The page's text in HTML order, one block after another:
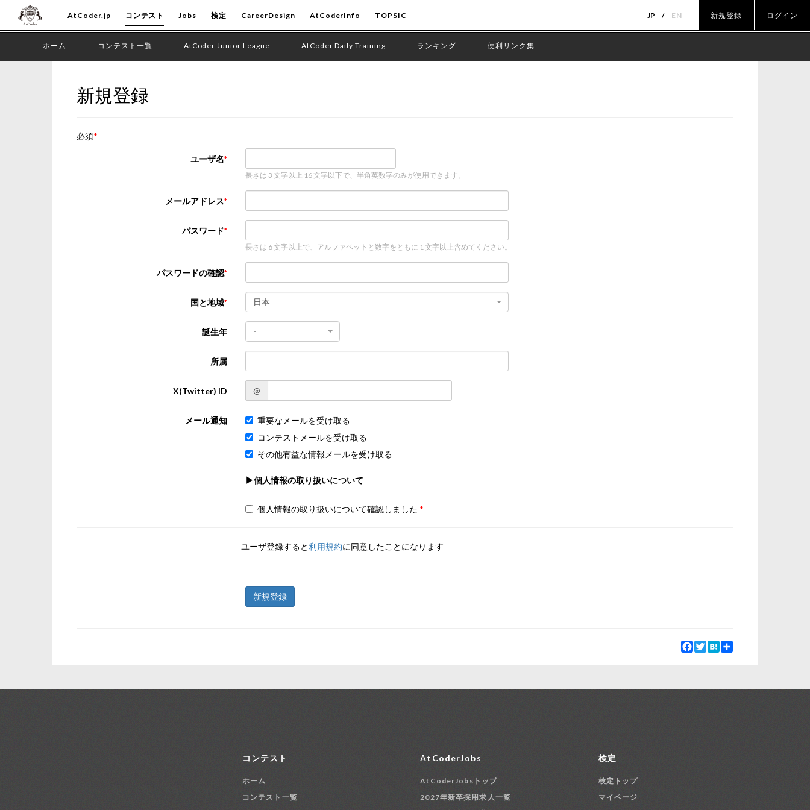
AtCoder.jp コンテスト Jobs 検定 CareerDesign AtCoderInfo TOPSIC JP EN 新規登録 ログイン
ホーム コンテスト一覧 AtCoder Junior League AtCoder Daily Training ランキング 便利リンク集
新規登録
必須
ユーザ名
長さは 3 文字以上 16 文字以下で、半角英数字のみが使用できます。
メールアドレス
パスワード
長さは 6 文字以上で、アルファベットと数字をともに 1 文字以上含めてください。
パスワードの確認
国と地域 日本
誕生年 -
所属
X(Twitter) ID @
メール通知
重要なメールを受け取る
コンテストメールを受け取る
その他有益な情報メールを受け取る
▶個人情報の取り扱いについて
個人情報の取り扱いについて確認しました
ユーザ登録すると利用規約に同意したことになります
新規登録
Facebook
Twitter
Hatena
コンテスト
ホーム
コンテスト一覧
AtCoderJobs
AtCoderJobsトップ
2027年新卒採用求人一覧
検定
検定トップ
マイページ